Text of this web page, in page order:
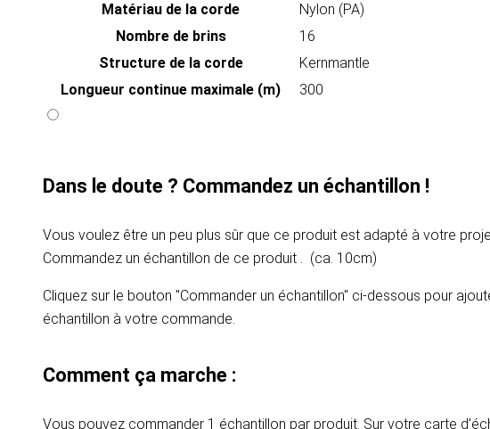
Matériau de la corde
Nylon (PA)
Nombre de brins
16
Structure de la corde
Kernmantle
Longueur continue maximale (m)
300
Dans le doute ? Commandez un échantillon !
Vous voulez être un peu plus sûr que ce produit est adapté à votre
Commandez un échantillon de ce produit . (ca. 10cm)
Cliquez sur le bouton "Commander un échantillon" ci-dessous pour
échantillon à votre commande.
Comment ça marche :
Vous pouvez commander 1 échantillon par produit. Sur votre carte